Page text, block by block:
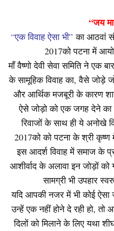
“जय
“एक विवाह ऐसा भी”का आठवां
2017को पटना में
माँ वैष्णो देवी सेवा समिति ने एक
के सामूहिक विवाह का, वैसे जोड़े
और आर्थिक मजबूरी के कारण
ऐसे जोड़ो को एक जगह देने का
रिवाजों के साथ ही ये अनोखे
2017को को पटना के श्री कृष्ण
इस आदर्श विवाह में समाज के
आशीर्वाद के अलावा इन जोड़ों
सामग्री भी उपहार
यदि आपकी नजर में भी कोई ऐसा
उन्हें एक नहीं होने दे रही हो,
दिलों को मिलाने के लिए यथा